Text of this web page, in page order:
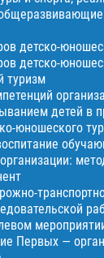
детско-
детско-
туризм
детей в
юношеского
Первых —